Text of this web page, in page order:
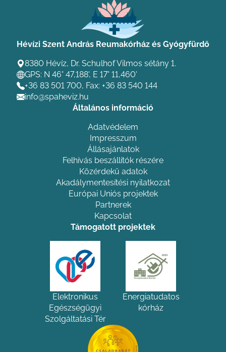
Hévízi Szent András Reumakórház és Gyógyfürdő
8380 Hévíz, Dr. Schulhof Vilmos sétány 1.
GPS: N 46° 47,188', E 17° 11,460'
+36 83 501 700, Fax: +36 83 540 144
info@spaheviz.hu
Általános információ
Adatvédelem
Impresszum
Állásajánlatok
Felhívás beszállítók részére
Közérdekű adatok
Akadálymentesítési nyilatkozat
Európai Uniós projektek
Partnerek
Kapcsolat
Támogatott projektek
Elektronikus
Egészségügyi
Szolgáltatási Tér
Energiatudatos
kórház